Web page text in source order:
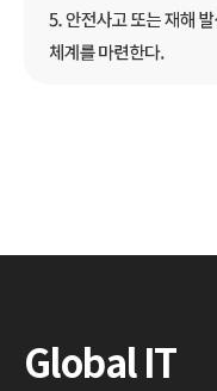
Global IT